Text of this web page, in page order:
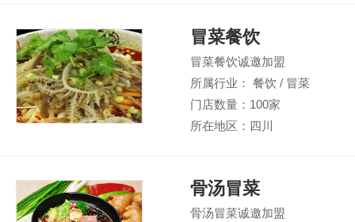
冒菜餐饮
冒菜餐饮诚邀加盟
所属行业： 餐饮 / 冒菜
门店数量：100家
所在地区：四川
骨汤冒菜
骨汤冒菜诚邀加盟